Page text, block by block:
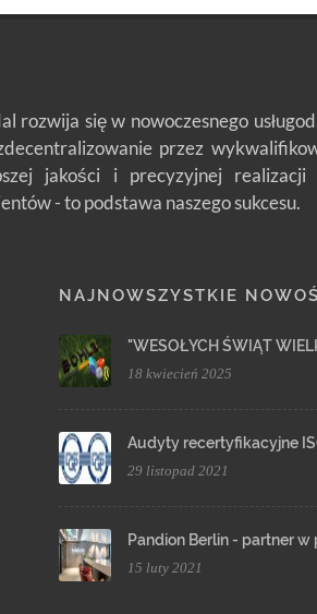
się w nowoczesnego
przez
jakości i precyzyjnej
- to podstawa naszego sukcesu.
NAJNOWSZYSTKIE
"WESOŁYCH ŚWIĄT
18 kwiecień 2025
Audyty recertyfikacyjne
29 listopad 2021
Pandion Berlin - partner
15 luty 2021